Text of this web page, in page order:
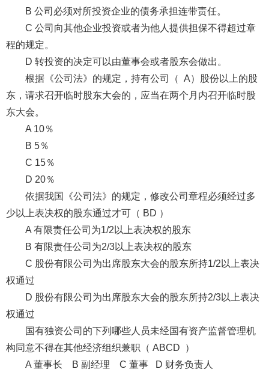
B 公司必须对所投资企业的债务承担连带责任。
C 公司向其他企业投资或者为他人提供担保不得超过章
程的规定。
D 转投资的决定可以由董事会或者股东会做出。
根据《公司法》的规定，持有公司（ A）股份以上的股
东，请求召开临时股东大会的，应当在两个月内召开临时股
东大会。
A 10％
B 5％
C 15％
D 20％
依据我国《公司法》的规定，修改公司章程必须经过多
少以上表决权的股东通过才可（ BD ）
A 有限责任公司为1/2以上表决权的股东
B 有限责任公司为2/3以上表决权的股东
C 股份有限公司为出席股东大会的股东所持1/2以上表决
权通过
D 股份有限公司为出席股东大会的股东所持2/3以上表决
权通过
国有独资公司的下列哪些人员未经国有资产监督管理机
构同意不得在其他经济组织兼职（ ABCD ）
A 董事长 B 副经理 C 董事 D 财务负责人